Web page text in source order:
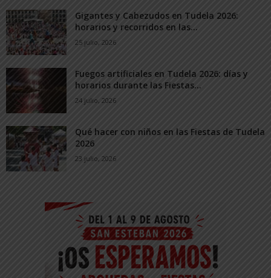
Gigantes y Cabezudos en Tudela 2026:
horarios y recorridos en las...
25 julio, 2026
Fuegos artificiales en Tudela 2026: días y
horarios durante las Fiestas...
24 julio, 2026
Qué hacer con niños en las Fiestas de Tudela
2026
23 julio, 2026